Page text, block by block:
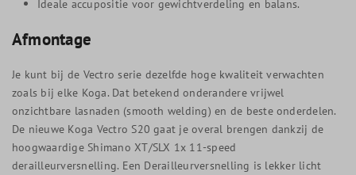
Ideale accupositie voor gewichtverdeling en balans.
Afmontage
Je kunt bij de Vectro serie dezelfde hoge kwaliteit verwachten
zoals bij elke Koga. Dat betekend onderandere vrijwel
onzichtbare lasnaden (smooth welding) en de beste onderdelen.
De nieuwe Koga Vectro S20 gaat je overal brengen dankzij de
hoogwaardige Shimano XT/SLX 1x 11-speed
derailleurversnelling. Een Derailleurversnelling is lekker licht